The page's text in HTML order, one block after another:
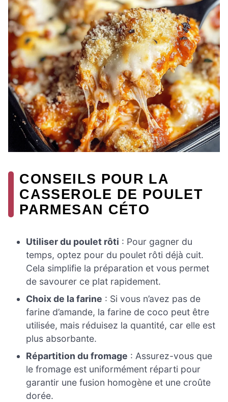
CONSEILS POUR LA
CASSEROLE DE POULET
PARMESAN CÉTO
Utiliser du poulet rôti : Pour gagner du
temps, optez pour du poulet rôti déjà cuit.
Cela simplifie la préparation et vous permet
de savourer ce plat rapidement.
Choix de la farine : Si vous n’avez pas de
farine d’amande, la farine de coco peut être
utilisée, mais réduisez la quantité, car elle est
plus absorbante.
Répartition du fromage : Assurez-vous que
le fromage est uniformément réparti pour
garantir une fusion homogène et une croûte
dorée.